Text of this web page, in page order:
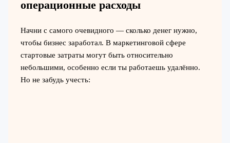
операционные расходы
Начни с самого очевидного — сколько денег нужно,
чтобы бизнес заработал. В маркетинговой сфере
стартовые затраты могут быть относительно
небольшими, особенно если ты работаешь удалённо.
Но не забудь учесть: